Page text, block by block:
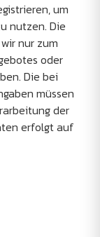
um
nutzen. Die
nur zum
oder
Die bei
müssen
der
erfolgt auf